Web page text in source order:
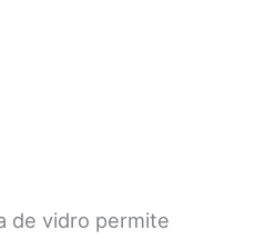
de vidro permite